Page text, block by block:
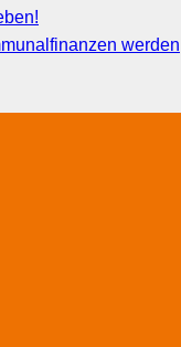
werden